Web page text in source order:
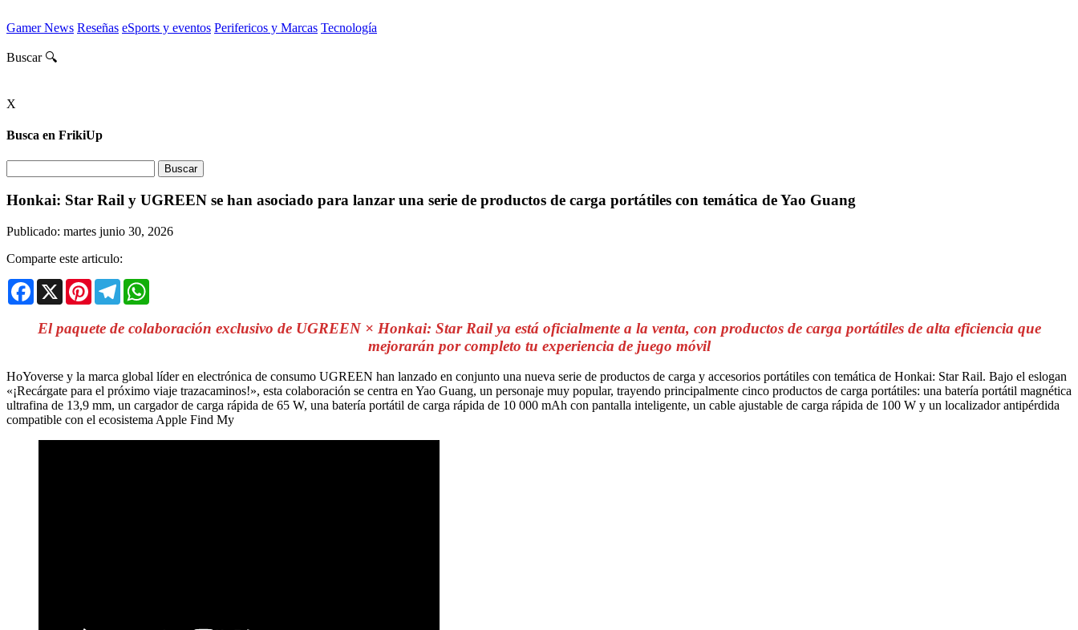
Gamer News Reseñas eSports y eventos Perifericos y Marcas Tecnología
Buscar 🔍
X
Busca en FrikiUp
Honkai: Star Rail y UGREEN se han asociado para lanzar una serie de productos de carga portátiles con temática de Yao Guang
Publicado: martes junio 30, 2026
Comparte este articulo:
Facebook
X PinterestTelegram
El paquete de colaboración exclusivo de UGREEN × Honkai: Star Rail ya está oficialmente a la venta, con productos de carga portátiles de alta eficiencia que
mejorarán por completo tu experiencia de juego móvil
HoYoverse y la marca global líder en electrónica de consumo UGREEN han lanzado en conjunto una nueva serie de productos de carga y accesorios portátiles con temática de Honkai: Star Rail. Bajo el eslogan
«¡Recárgate para el próximo viaje trazacaminos!», esta colaboración se centra en Yao Guang, un personaje muy popular, trayendo principalmente cinco productos de carga portátiles: una batería portátil magnética
ultrafina de 13,9 mm, un cargador de carga rápida de 65 W, una batería portátil de carga rápida de 10 000 mAh con pantalla inteligente, un cable ajustable de carga rápida de 100 W y un localizador antipérdida
compatible con el ecosistema Apple Find My